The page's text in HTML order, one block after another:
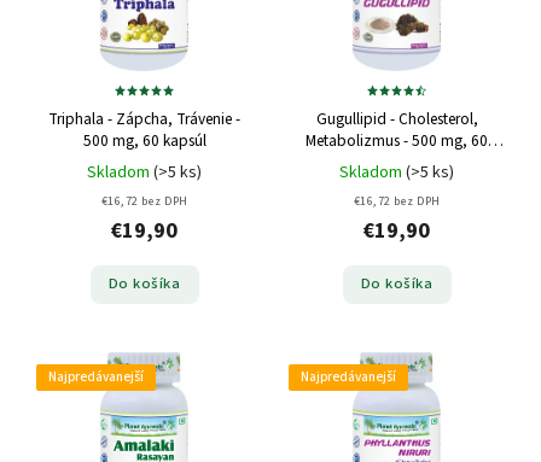
Triphala - Zápcha, Trávenie -
500 mg, 60 kapsúl
Skladom (>5 ks)
€16,72 bez DPH
€19,90
Do košíka
Gugullipid - Cholesterol,
Metabolizmus - 500 mg, 60
kapsúl
Skladom (>5 ks)
€16,72 bez DPH
€19,90
Do košíka
Najpredávanejší Najpredávanejší